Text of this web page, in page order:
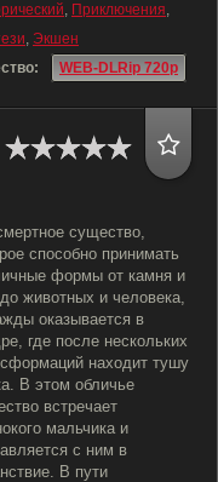
, Приключения,
, Экшен
WEB-DLRip 720p
существо,
способно принимать
формы от камня и
животных и человека,
оказывается в
где после нескольких
находит тушу
В этом обличье
встречает
мальчика и
с ним в
В пути